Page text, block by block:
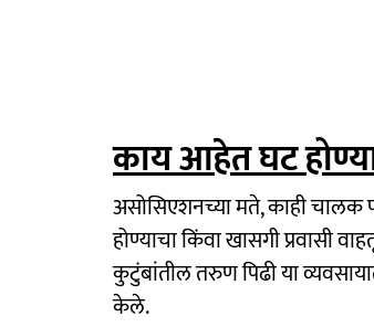
काय आहेत घट
असोसिएशनच्या मते, काही
होण्याचा किंवा खासगी प्रवासी
कुटुंबांतील तरुण पिढी या
केले.